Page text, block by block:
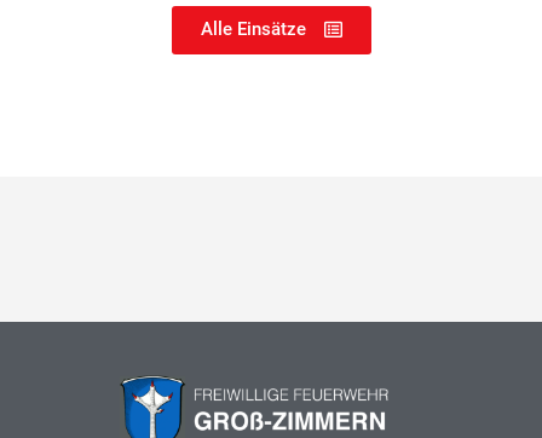
Alle Einsätze